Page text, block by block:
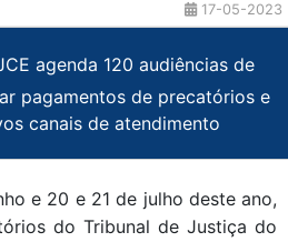
17-05-2023
agenda 120 audiências de
pagamentos de precatórios e
canais de atendimento
e 20 e 21 de julho deste ano,
do Tribunal de Justiça do